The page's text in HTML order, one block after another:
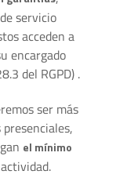
servicio
acceden a
encargado
del RGPD) .
ser más
el mínimo